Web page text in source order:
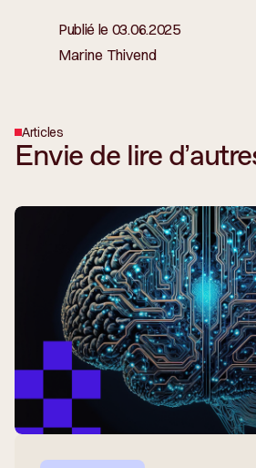
Publié le 03.06.2025
Marine Thivend
Articles
Envie de lire